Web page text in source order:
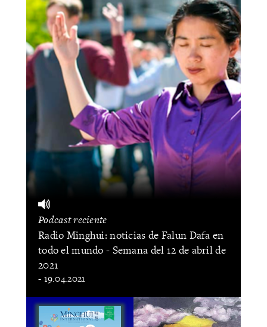
Podcast reciente
Radio Minghui: noticias de Falun Dafa en
todo el mundo - Semana del 12 de abril de
2021
- 19.04.2021